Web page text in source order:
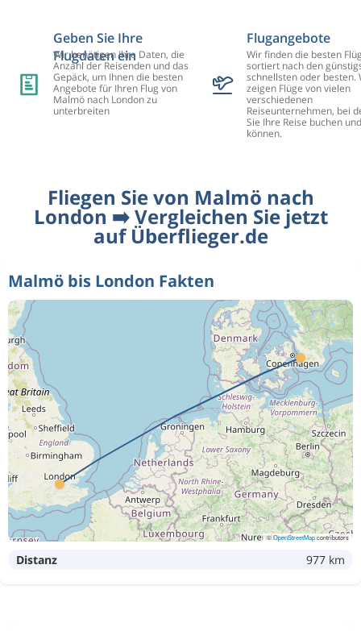
Geben Sie Ihre
Flugdaten ein
Wir benötigen Ihre Daten, die
Anzahl der Reisenden und das
Gepäck, um Ihnen die besten
Angebote für Ihren Flug von
Malmö nach London zu
unterbreiten
Flugangebote
Wir finden die besten
sortiert nach den
schnellsten oder besten.
zeigen Flüge von vielen
verschiedenen
Reiseunternehmen, bei
Sie Ihre Reise buchen
können.
Fliegen Sie von Malmö nach
London ➡️ Vergleichen Sie jetzt
auf Überflieger.de
Malmö bis London Fakten
©OpenStreetMapcontributors
Distanz 977 km